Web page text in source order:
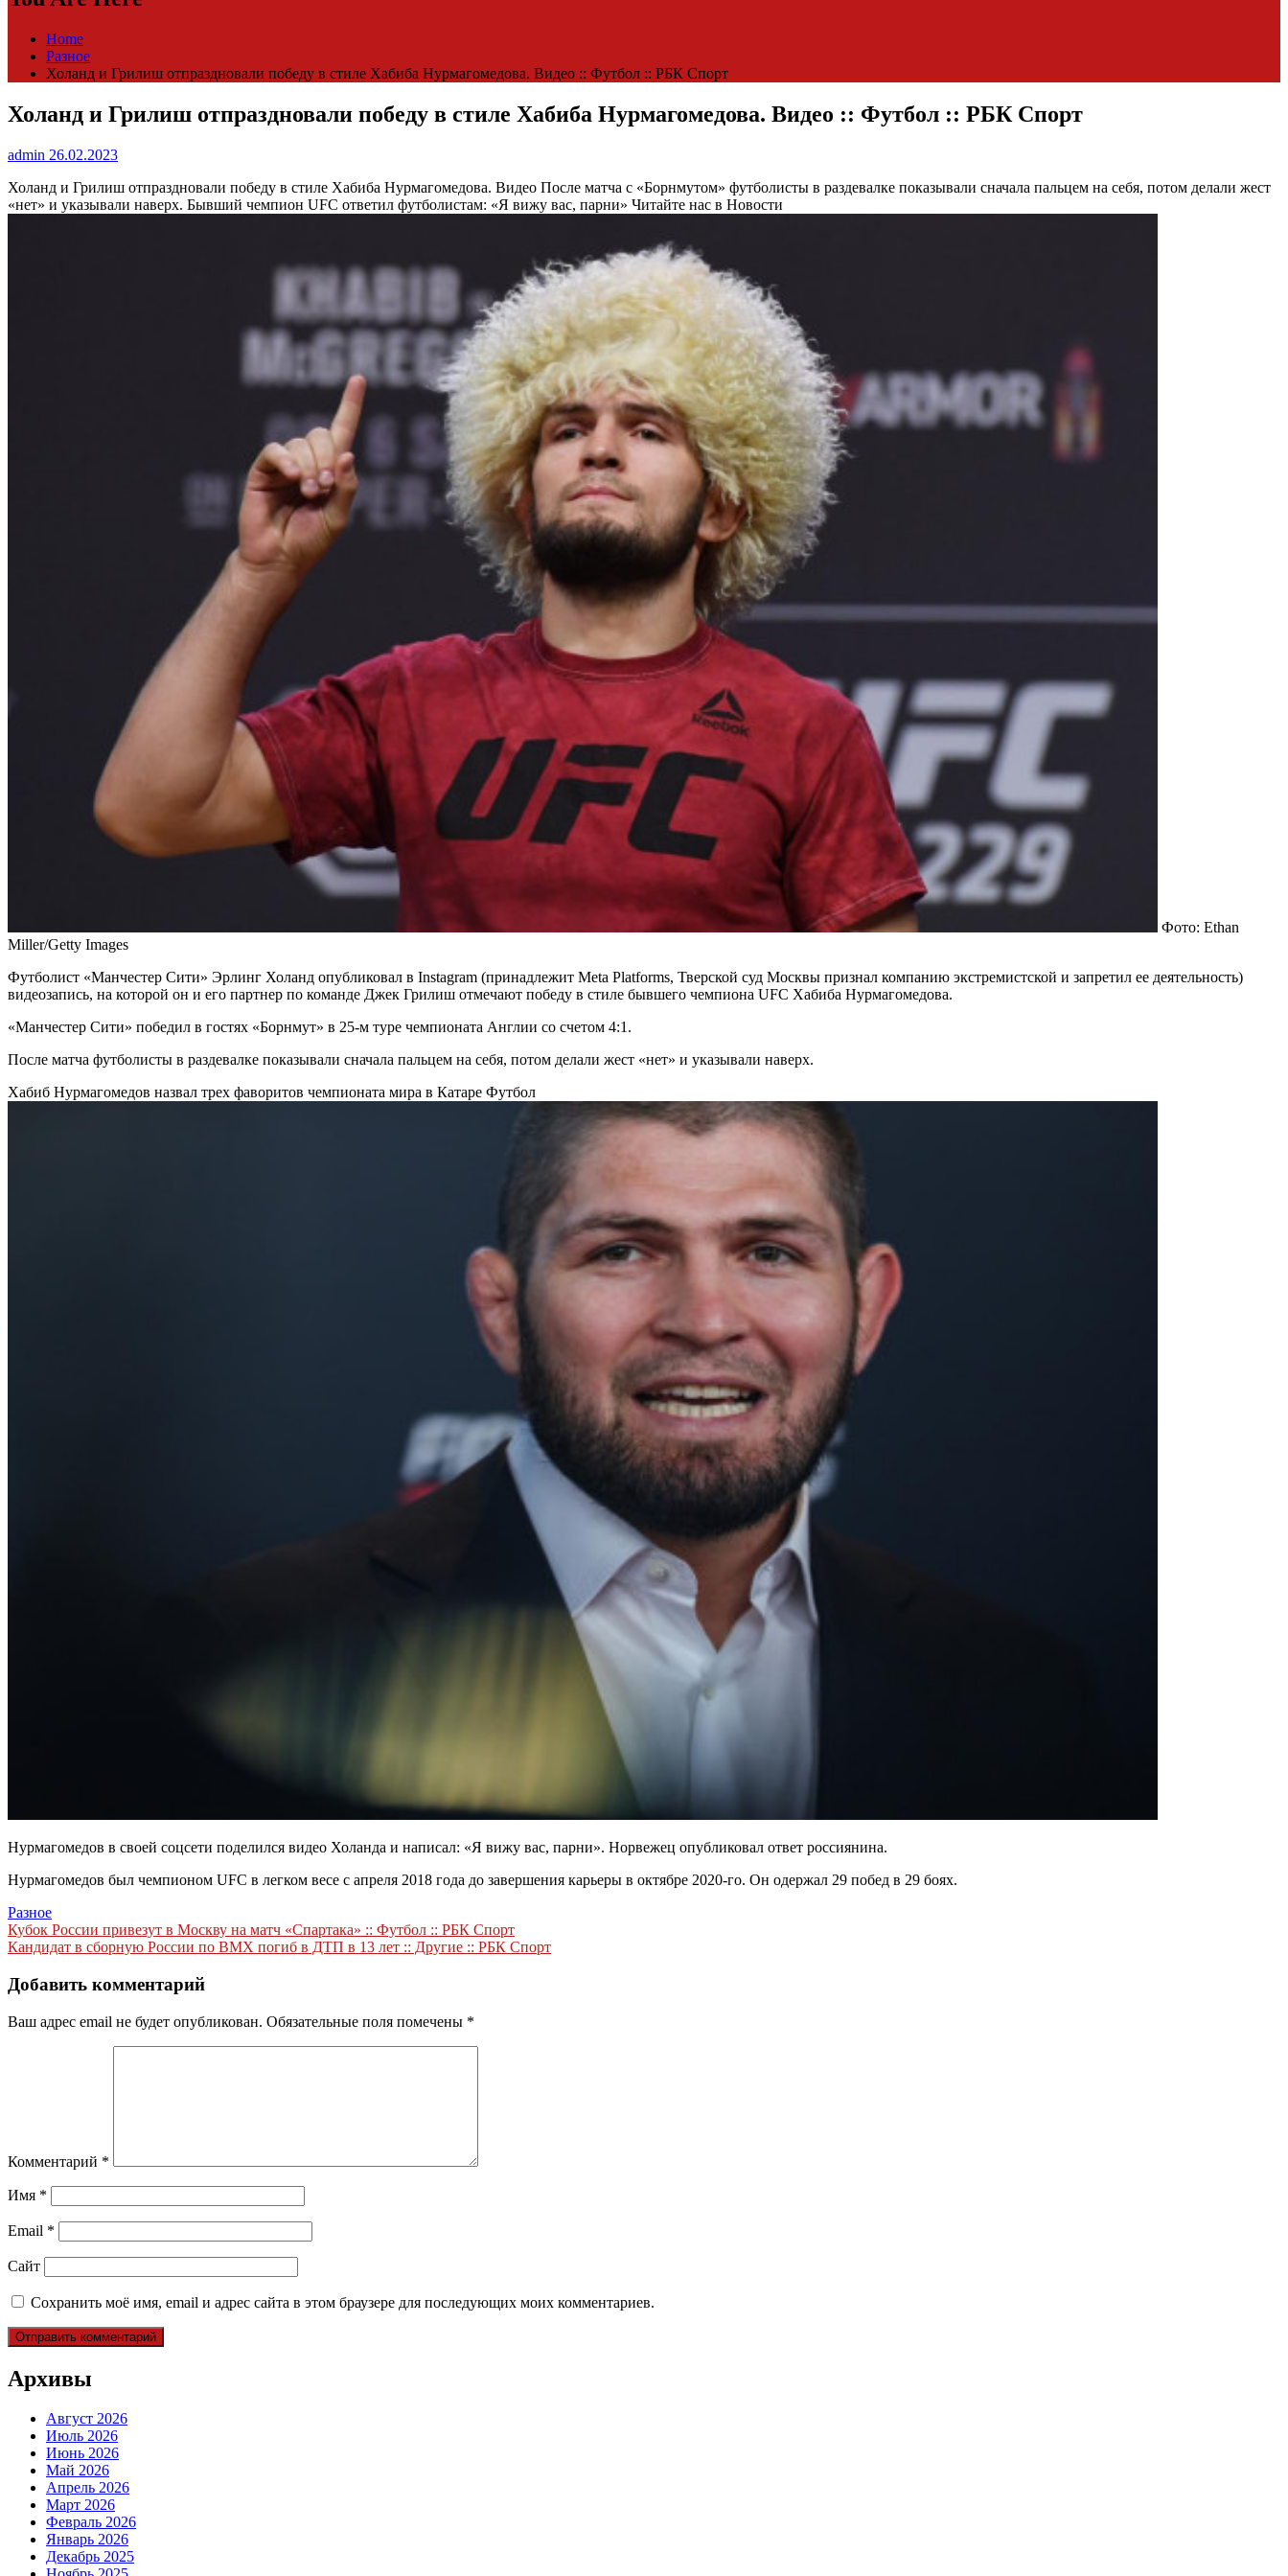
Home
Разное
Холанд и Грилиш отпраздновали победу в стиле Хабиба Нурмагомедова. Видео :: Футбол :: РБК Спорт
Холанд и Грилиш отпраздновали победу в стиле Хабиба Нурмагомедова. Видео :: Футбол :: РБК Спорт
admin 26.02.2023
Холанд и Грилиш отпраздновали победу в стиле Хабиба Нурмагомедова. Видео После матча с «Борнмутом» футболисты в раздевалке показывали сначала пальцем на себя, потом делали жест
«нет» и указывали наверх. Бывший чемпион UFC ответил футболистам: «Я вижу вас, парни» Читайте нас в Новости
Фото: Ethan
Miller/Getty Images
Футболист «Манчестер Сити» Эрлинг Холанд опубликовал в Instagram (принадлежит Meta Platforms, Тверской суд Москвы признал компанию экстремистской и запретил ее деятельность)
видеозапись, на которой он и его партнер по команде Джек Грилиш отмечают победу в стиле бывшего чемпиона UFC Хабиба Нурмагомедова.
«Манчестер Сити» победил в гостях «Борнмут» в 25-м туре чемпионата Англии со счетом 4:1.
После матча футболисты в раздевалке показывали сначала пальцем на себя, потом делали жест «нет» и указывали наверх.
Хабиб Нурмагомедов назвал трех фаворитов чемпионата мира в Катаре Футбол
Нурмагомедов в своей соцсети поделился видео Холанда и написал: «Я вижу вас, парни». Норвежец опубликовал ответ россиянина.
Нурмагомедов был чемпионом UFC в легком весе c апреля 2018 года до завершения карьеры в октябре 2020-го. Он одержал 29 побед в 29 боях.
Разное
Навигация
по
записям
Кубок России привезут в Москву на матч «Спартака» :: Футбол :: РБК Спорт
Кандидат в сборную России по BMX погиб в ДТП в 13 лет :: Другие :: РБК Спорт
Добавить комментарий
Ваш адрес email не будет опубликован. Обязательные поля помечены *
Комментарий *
Имя *
Email *
Сайт
Сохранить моё имя, email и адрес сайта в этом браузере для последующих моих комментариев.
Архивы
Август 2026
Июль 2026
Июнь 2026
Май 2026
Апрель 2026
Март 2026
Февраль 2026
Январь 2026
Декабрь 2025